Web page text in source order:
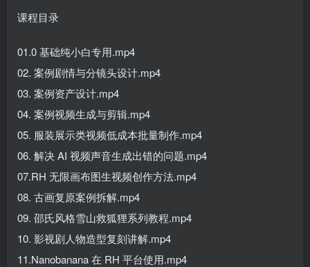
课程目录
01.0 基础纯小白专用.mp4
02. 案例剧情与分镜头设计.mp4
03. 案例资产设计.mp4
04. 案例视频生成与剪辑.mp4
05. 服装展示类视频低成本批量制作.mp4
06. 解决 AI 视频声音生成出错的问题.mp4
07.RH 无限画布图生视频创作方法.mp4
08. 古画复原案例拆解.mp4
09. 邵氏风格雪山救狐狸系列教程.mp4
10. 影视剧人物造型复刻讲解.mp4
11.Nanobanana 在 RH 平台使用.mp4